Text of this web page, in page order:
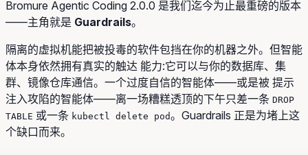
Bromure Agentic Coding 2.0.0 是我们迄今为止最重磅的版本
——主角就是 Guardrails。
隔离的虚拟机能把被投毒的软件包挡在你的机器之外。但智能
体本身依然拥有真实的触达 能力:它可以与你的数据库、集
群、镜像仓库通信。一个过度自信的智能体——或是被 提示
注入攻陷的智能体——离一场糟糕透顶的下午只差一条 DROP
TABLE 或一条 kubectl delete pod。Guardrails 正是为堵上这
个缺口而来。